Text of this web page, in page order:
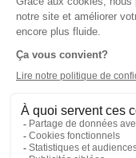
Théâtre d'Aujourd'hui
15 novembre au 15